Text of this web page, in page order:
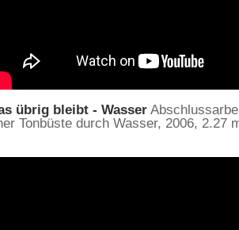
übrig bleibt - Wasser
Tonbüste durch Wasser, 2006, 2.27